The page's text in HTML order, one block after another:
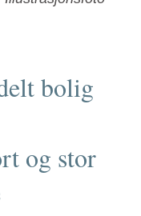
bolig
og stor